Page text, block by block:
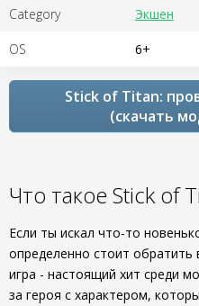
Category Экшен
OS 6+
Stick of Titan:
(скачать
Что такое Stick of
Если ты искал что-то
определенно стоит обратить
игра - настоящий хит среди
за героя с характером,